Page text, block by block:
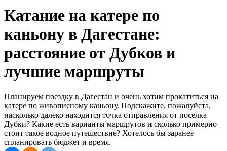
Катание на катере по
каньону в Дагестане:
расстояние от Дубков и
лучшие маршруты
Планируем поездку в Дагестан и очень хотим прокатиться на
катере по живописному каньону. Подскажите, пожалуйста,
насколько далеко находится точка отправления от поселка
Дубки? Какие есть варианты маршрутов и сколько примерно
стоит такое водное путешествие? Хотелось бы заранее
спланировать бюджет и время.